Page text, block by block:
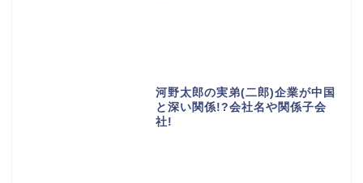
河野太郎の実弟(二郎)企業が中国
と深い関係!?会社名や関係子会
社!